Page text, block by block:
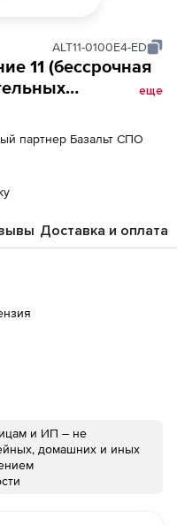
ALT11-0100E4-ED
11 (бессрочная
еще
партнер Базальт СПО
Доставка и оплата
и ИП – не
домашних и иных